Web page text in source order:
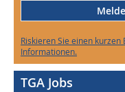
Riskieren Sie einen
Informationen.
TGA Jobs